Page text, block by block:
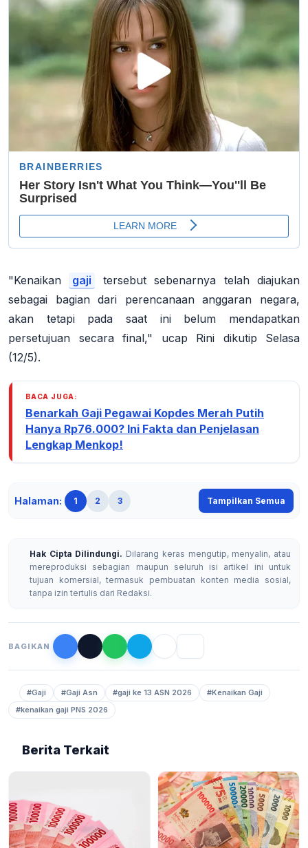
"Kenaikan gaji
tersebut sebenarnya telah diajukan
sebagai bagian dari perencanaan anggaran negara,
akan tetapi pada saat ini belum mendapatkan
persetujuan secara final," ucap Rini dikutip Selasa
(12/5).
BACA JUGA:
Benarkah Gaji Pegawai Kopdes Merah Putih
Hanya Rp76.000? Ini Fakta dan Penjelasan
Lengkap Menkop!
Halaman: 1 2 3 Tampilkan Semua
Hak Cipta Dilindungi. Dilarang keras mengutip, menyalin, atau
mereproduksi sebagian maupun seluruh isi artikel ini untuk
tujuan komersial, termasuk pembuatan konten media sosial,
tanpa izin tertulis dari Redaksi.
BAGIKAN
#Gaji #Gaji Asn #gaji ke 13 ASN 2026
#Kenaikan Gaji
#kenaikan gaji PNS 2026
Berita Terkait